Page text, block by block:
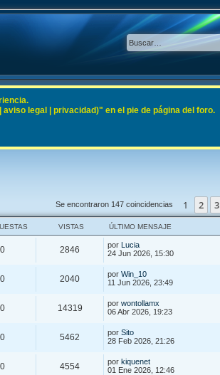
Se encontraron 147 coincidencias 1 2 3
VISTAS ÚLTIMO MENSAJE
0 2846 por Lucia
24 Jun 2026, 15:30
0 2040 por Win_10
11 Jun 2026, 23:49
0 14319 por wontollamx
06 Abr 2026, 19:23
0 5462 por Sito
28 Feb 2026, 21:26
0 4554 por kiquenet
01 Ene 2026, 12:46
legal | privacidad)" en el pie de página del foro.